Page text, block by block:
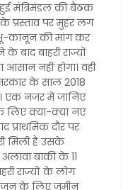
मंत्रिमंडल की बैठक
पर मुहर लग
कानून की मांग कर
बाद बाहरी राज्यों
नहीं होगा। वहीं
के साल 2018
एक नजर में जानिए
लिए क्या-क्या नए
प्राथमिक दौर पर
मिली है उसके
बाकी के 11
राज्यों के लोग
के लिए जमीन